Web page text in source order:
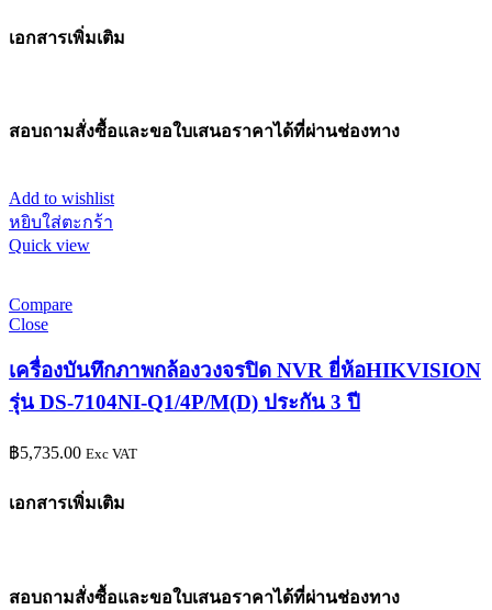
เอกสารเพิ่มเติม
สอบถามสั่งซื้อและขอใบเสนอราคาได้ที่ผ่านช่องทาง
Add to wishlist
หยิบใส่ตะกร้า
Quick view
Compare
Close
เครื่องบันทึกภาพกล้องวงจรปิด NVR ยี่ห้อHIKVISION
รุ่น DS-7104NI-Q1/4P/M(D) ประกัน 3 ปี
฿5,735.00 Exc VAT
เอกสารเพิ่มเติม
สอบถามสั่งซื้อและขอใบเสนอราคาได้ที่ผ่านช่องทาง